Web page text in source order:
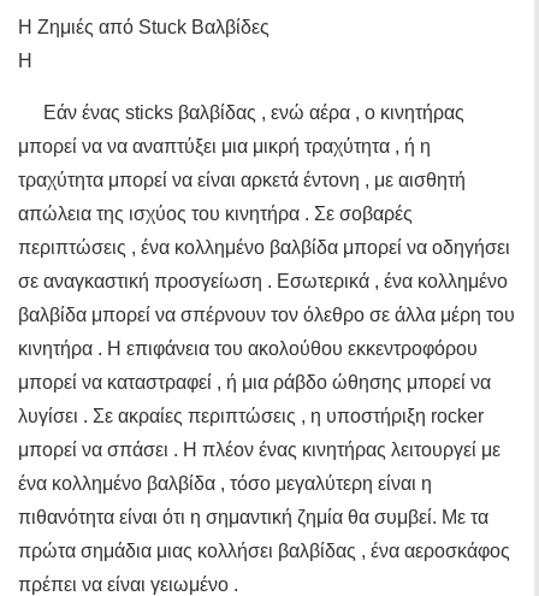
Η Ζημιές από Stuck Βαλβίδες
Η
Εάν ένας sticks βαλβίδας , ενώ αέρα , ο κινητήρας
μπορεί να να αναπτύξει μια μικρή τραχύτητα , ή η
τραχύτητα μπορεί να είναι αρκετά έντονη , με αισθητή
απώλεια της ισχύος του κινητήρα . Σε σοβαρές
περιπτώσεις , ένα κολλημένο βαλβίδα μπορεί να οδηγήσει
σε αναγκαστική προσγείωση . Εσωτερικά , ένα κολλημένο
βαλβίδα μπορεί να σπέρνουν τον όλεθρο σε άλλα μέρη του
κινητήρα . Η επιφάνεια του ακολούθου εκκεντροφόρου
μπορεί να καταστραφεί , ή μια ράβδο ώθησης μπορεί να
λυγίσει . Σε ακραίες περιπτώσεις , η υποστήριξη rocker
μπορεί να σπάσει . Η πλέον ένας κινητήρας λειτουργεί με
ένα κολλημένο βαλβίδα , τόσο μεγαλύτερη είναι η
πιθανότητα είναι ότι η σημαντική ζημία θα συμβεί. Με τα
πρώτα σημάδια μιας κολλήσει βαλβίδας , ένα αεροσκάφος
πρέπει να είναι γειωμένο .